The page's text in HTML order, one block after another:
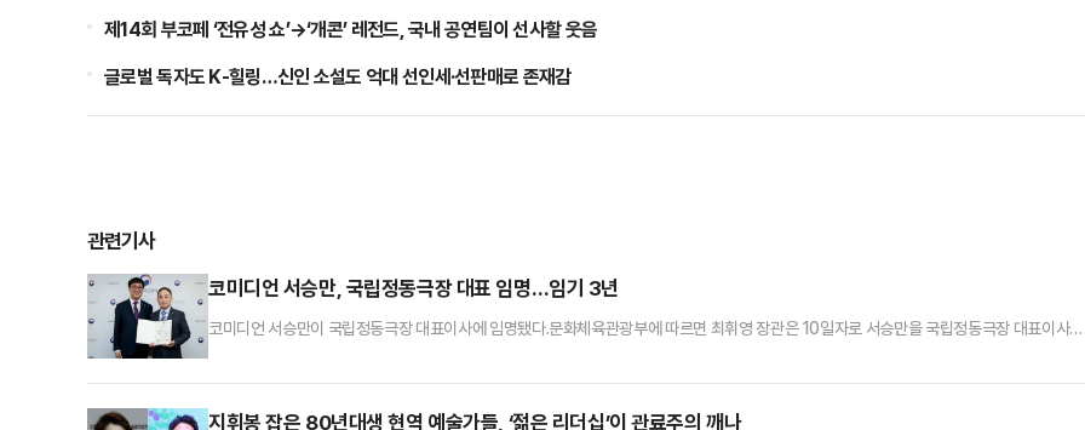
제14회 부코페 ‘전유성 쇼’→‘개콘’ 레전드, 국내 공연팀이 선사할 웃음
글로벌 독자도 K-힐링…신인 소설도 억대 선인세·선판매로 존재감
관련기사
코미디언 서승만, 국립정동극장 대표 임명…임기 3년
코미디언 서승만이 국립정동극장 대표이사에 임명됐다.문화체육관광부에 따르면 최휘영 장관은 10일자로 서승만을 국립정동극장 대표이사에
평강아', '뺑파전', 뮤지컬 '노노이야기' 등을 연출했으며, 극단 상상나눔 대표, 소극장 상상나눔씨어터 대표,행정안전부 홍보대사 등을 역임하기
지휘봉 잡은 80년대생 현역 예술가들, ‘젊은 리더십’이 관료주의 깨나